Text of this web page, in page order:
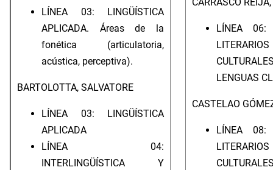
LÍNEA 03: LINGÜÍSTICA
APLICADA. Áreas de la
fonética (articulatoria,
acústica, perceptiva).
BARTOLOTTA, SALVATORE
LÍNEA 03: LINGÜÍSTICA
APLICADA
LÍNEA 04:
INTERLINGÜÍSTICA Y
CARRASCO
LÍNEA 06:
LENGUAS
CASTELAO
LÍNEA 08: